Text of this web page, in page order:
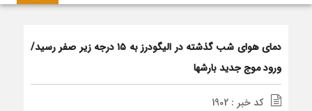
دمای هوای شب گذشته در الیگودرز به ۱۵ درجه زیر صفر رسید/
ورود موج جدید بارشها
کد خبر : 1902